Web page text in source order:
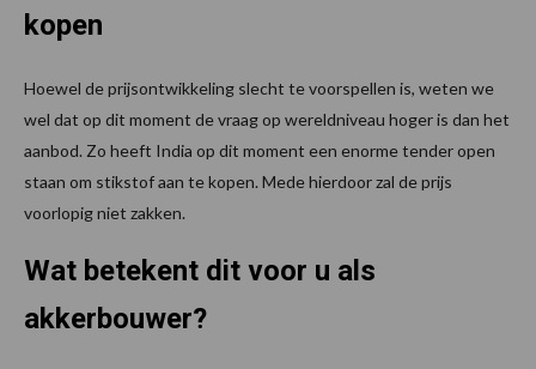
kopen
Hoewel de prijsontwikkeling slecht te voorspellen is, weten we
wel dat op dit moment de vraag op wereldniveau hoger is dan het
aanbod. Zo heeft India op dit moment een enorme tender open
staan om stikstof aan te kopen. Mede hierdoor zal de prijs
voorlopig niet zakken.
Wat betekent dit voor u als
akkerbouwer?